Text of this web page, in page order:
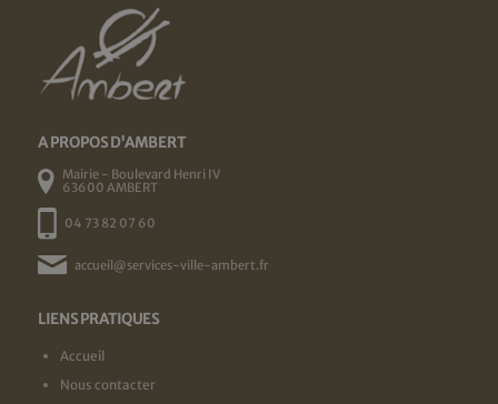
A PROPOS D'AMBERT
Mairie - Boulevard Henri IV
63600 AMBERT
04 73 82 07 60
accueil@services-ville-ambert.fr
LIENS PRATIQUES
Accueil
Nous contacter